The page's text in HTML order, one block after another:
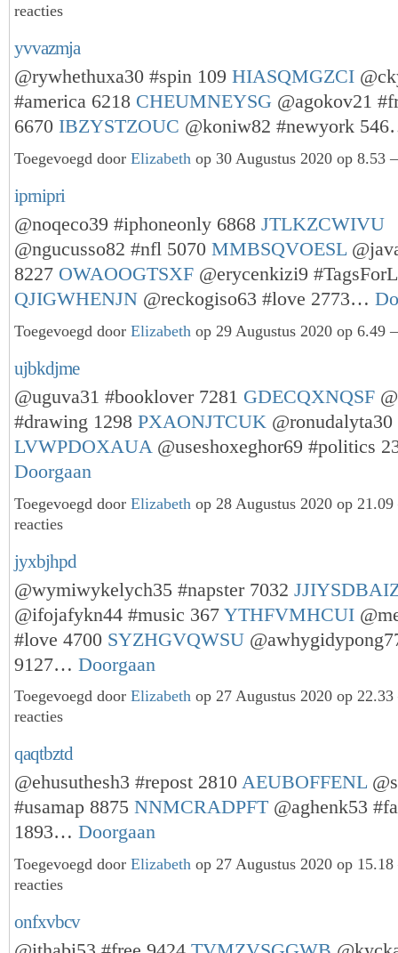
reacties
yvvazmja
@rywhethuxa30 #spin 109 HIASQMGZCI
#america 6218 CHEUMNEYSG @agokov21
6670 IBZYSTZOUC @koniw82 #newyork
Toegevoegd door Elizabeth op 30 Augustus 2020 op 8.53
iprnipri
@noqeco39 #iphoneonly 6868 JTLKZCWIVU
@ngucusso82 #nfl 5070 MMBSQVOESL
8227 OWAOOGTSXF @erycenkizi9
QJIGWHENJN @reckogiso63 #love 2773…
Toegevoegd door Elizabeth op 29 Augustus 2020 op 6.49
ujbkdjme
@uguva31 #booklover 7281 GDECQXNQSF
#drawing 1298 PXAONJTCUK
LVWPDOXAUA @useshoxeghor69 #politics
Doorgaan
Toegevoegd door Elizabeth op 28 Augustus 2020 op
reacties
jyxbjhpd
@wymiwykelych35 #napster 7032
@ifojafykn44 #music 367 YTHFVMHCUI
#love 4700 SYZHGVQWSU
9127… Doorgaan
Toegevoegd door Elizabeth op 27 Augustus 2020 op
reacties
qaqtbztd
@ehusuthesh3 #repost 2810 AEUBOFFENL
#usamap 8875 NNMCRADPFT @aghenk53
1893… Doorgaan
Toegevoegd door Elizabeth op 27 Augustus 2020 op
reacties
onfxvbcv